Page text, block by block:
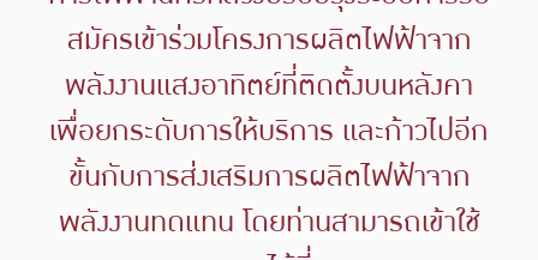
สมัครเข้าร่วมโครงการผลิตไฟฟ้าจาก
พลังงานแสงอาทิตย์ที่ติดตั้งบนหลังคา
เพื่อยกระดับการให้บริการ และก้าวไปอีก
ขั้นกับการส่งเสริมการผลิตไฟฟ้าจาก
พลังงานทดแทน โดยท่านสามารถเข้าใช้